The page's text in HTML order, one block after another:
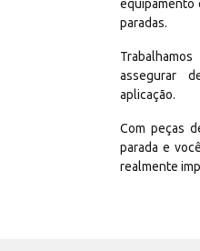
equipamento
paradas.
assegurar
aplicação.
Com peças
parada e
realmente